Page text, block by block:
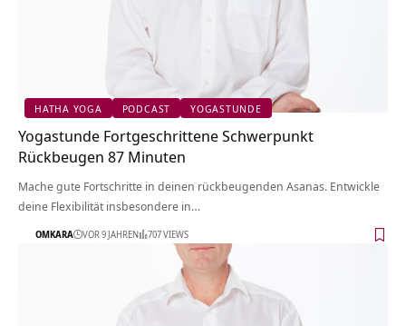
HATHA YOGA PODCAST YOGASTUNDE
Yogastunde Fortgeschrittene Schwerpunkt
Rückbeugen 87 Minuten
Mache gute Fortschritte in deinen rückbeugenden Asanas. Entwickle
deine Flexibilität insbesondere in…
OMKARA VOR 9 JAHREN 707 VIEWS